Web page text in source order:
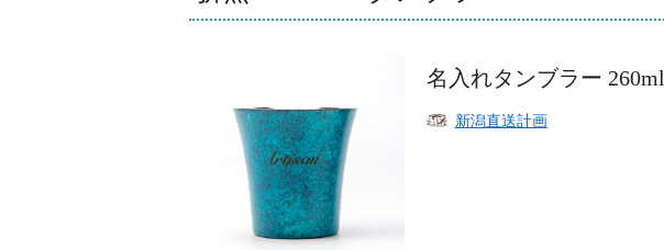
名入れタンブラー 260ml
新潟直送計画